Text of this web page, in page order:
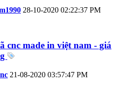
28-10-2020 02:22:37 PM
cnc made in việt nam - giá
21-08-2020 03:57:47 PM